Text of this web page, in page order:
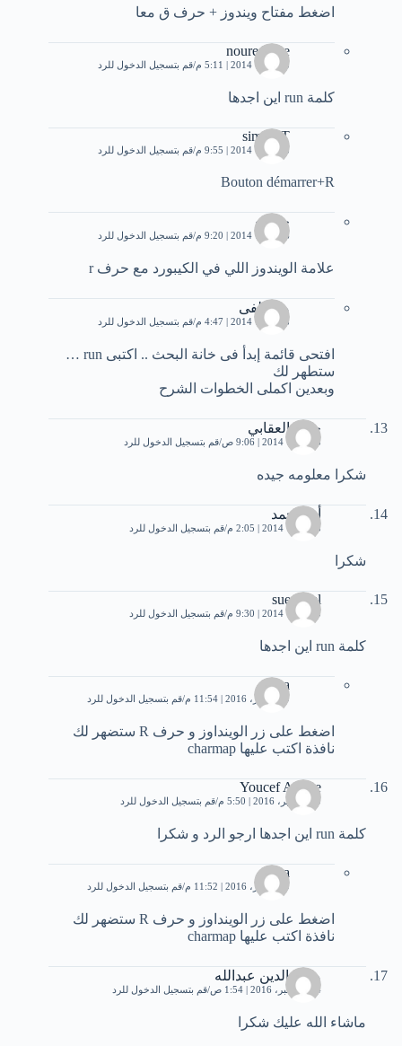
اضغط مفتاح ويندوز + حرف ق معا
noureddine
5 أكتوبر، 2014 | 5:11 م قم بتسجيل الدخول للرد
كلمة run اين اجدها
simo ST
5 أكتوبر، 2014 | 9:55 م قم بتسجيل الدخول للرد
Bouton démarrer+R
حماده
6 أكتوبر، 2014 | 9:20 م قم بتسجيل الدخول للرد
علامة الويندوز اللي في الكيبورد مع حرف r
مصطفى
8 أكتوبر، 2014 | 4:47 م قم بتسجيل الدخول للرد
افتحى قائمة إبدأ فى خانة البحث .. اكتبى run …
ستطهر لك
وبعدين اكملى الخطوات الشرح
حيدر العقابي
5 أكتوبر، 2014 | 9:06 ص قم بتسجيل الدخول للرد
شكرا معلومه جيده
أبو محمد
5 أكتوبر، 2014 | 2:05 م قم بتسجيل الدخول للرد
شكرا
sue wael
5 أكتوبر، 2014 | 9:30 م قم بتسجيل الدخول للرد
كلمة run اين اجدها
aissa
29 أكتوبر، 2016 | 11:54 م قم بتسجيل الدخول للرد
اضغط على زر الوينداوز و حرف R ستضهر لك
نافذة اكتب عليها charmap
Youcef Amine
10 سبتمبر، 2016 | 5:50 م قم بتسجيل الدخول للرد
كلمة run اين اجدها ارجو الرد و شكرا
aissa
29 أكتوبر، 2016 | 11:52 م قم بتسجيل الدخول للرد
اضغط على زر الوينداوز و حرف R ستضهر لك
نافذة اكتب عليها charmap
محي الدين عبدالله
14 ديسمبر، 2016 | 1:54 ص قم بتسجيل الدخول للرد
ماشاء الله عليك شكرا